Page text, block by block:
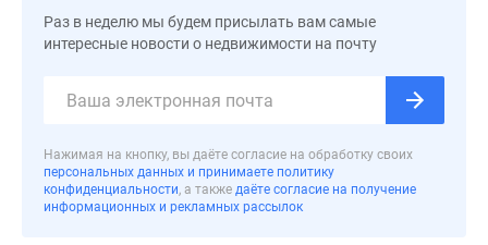
Видео
новостроек
Rutube
Поиск
Раз в неделю мы будем присылать вам самые
интересные новости о недвижимости на почту
Нажимая на кнопку, вы даёте согласие на обработку своих
персональных данных и принимаете политику
конфиденциальности, а также даёте согласие на получение
информационных и рекламных рассылок